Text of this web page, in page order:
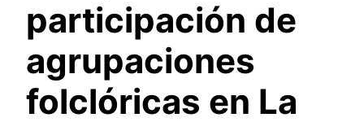
participación de
agrupaciones
folclóricas en La